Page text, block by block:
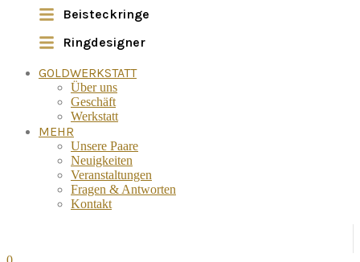
Beisteckringe
Ringdesigner
GOLDWERKSTATT
Über uns
Geschäft
Werkstatt
MEHR
Unsere Paare
Neuigkeiten
Veranstaltungen
Fragen & Antworten
Kontakt